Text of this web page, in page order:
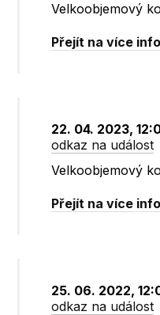
Velkoobjemový
Přejít na více
22. 04. 2023,
odkaz na událost
Velkoobjemový
Přejít na více
25. 06. 2022,
odkaz na událost